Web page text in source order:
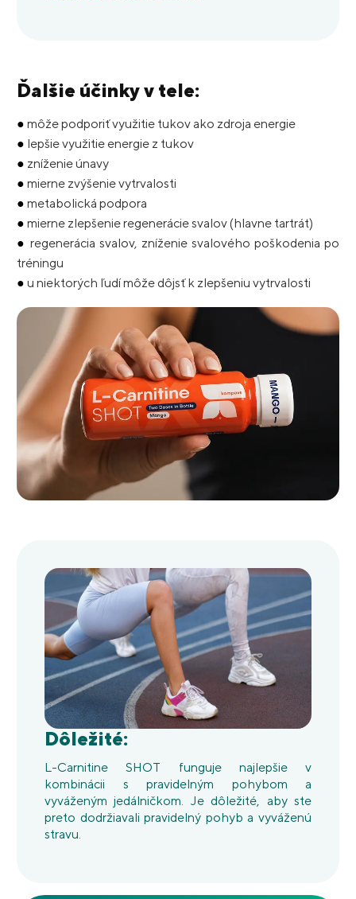
Ďalšie účinky v tele:
● môže podporiť využitie tukov ako zdroja energie
● lepšie využitie energie z tukov
● zníženie únavy
● mierne zvýšenie vytrvalosti
● metabolická podpora
● mierne zlepšenie regenerácie svalov (hlavne tartrát)
● regenerácia svalov, zníženie svalového poškodenia po
tréningu
● u niektorých ľudí môže dôjsť k zlepšeniu vytrvalosti
Dôležité:
L-Carnitine SHOT funguje najlepšie v
kombinácii s pravidelným pohybom a
vyváženým jedálničkom. Je dôležité, aby ste
preto dodržiavali pravidelný pohyb a vyváženú
stravu.